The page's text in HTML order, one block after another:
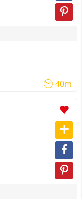
40m